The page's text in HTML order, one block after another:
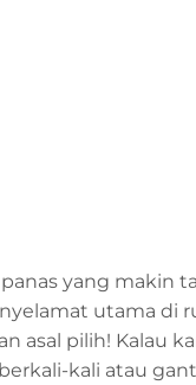
yang makin
utama di
asal pilih! Kalau
kali atau